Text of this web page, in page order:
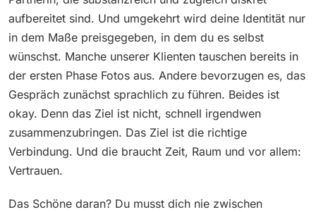
aufbereitet sind. Und umgekehrt wird deine Identität nur
in dem Maße preisgegeben, in dem du es selbst
wünschst. Manche unserer Klienten tauschen bereits in
der ersten Phase Fotos aus. Andere bevorzugen es, das
Gespräch zunächst sprachlich zu führen. Beides ist
okay. Denn das Ziel ist nicht, schnell irgendwen
zusammenzubringen. Das Ziel ist die richtige
Verbindung. Und die braucht Zeit, Raum und vor allem:
Vertrauen.
Das Schöne daran? Du musst dich nie zwischen